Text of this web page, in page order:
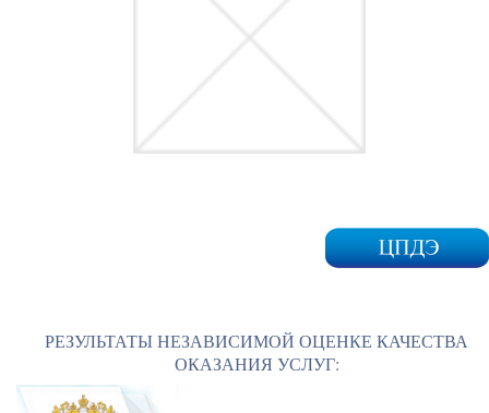
РЕЗУЛЬТАТЫ НЕЗАВИСИМОЙ ОЦЕНКЕ КАЧЕСТВА
ОКАЗАНИЯ УСЛУГ: